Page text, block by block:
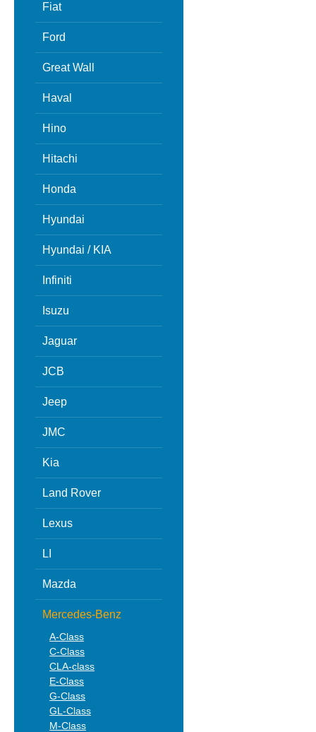
Fiat
Ford
Great Wall
Haval
Hino
Hitachi
Honda
Hyundai
Hyundai / KIA
Infiniti
Isuzu
Jaguar
JCB
Jeep
JMC
Kia
Land Rover
Lexus
LI
Mazda
Mercedes-Benz
A-Class
C-Class
CLA-class
E-Class
G-Class
GL-Class
M-Class